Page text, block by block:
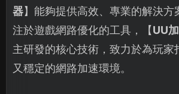
器】能夠提供高效、專業的解決方
注於遊戲網路優化的工具，【UU
主研發的核心技術，致力於為玩家
又穩定的網路加速環境。